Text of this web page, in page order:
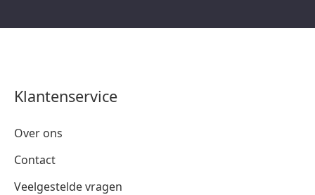
Klantenservice
Over ons
Contact
Veelgestelde vragen